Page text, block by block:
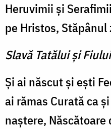
Heruvimii şi
pe Hristos,
Slavă Tatălui şi
Şi ai născut şi eşti
ai rămas Curată ca
naştere, Născătoare